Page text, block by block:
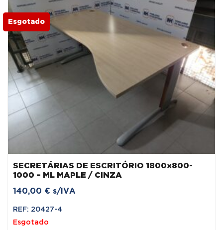
SECRETÁRIAS DE ESCRITÓRIO 1800×800-
1000 – ML MAPLE / CINZA
140,00 € s/IVA
REF: 20427-4
Esgotado
Esgotado